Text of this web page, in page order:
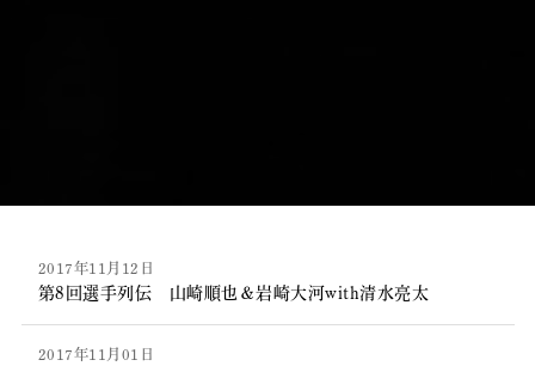
2017年11月12日
第8回選手列伝 山崎順也＆岩崎大河with清水亮太
2017年11月01日